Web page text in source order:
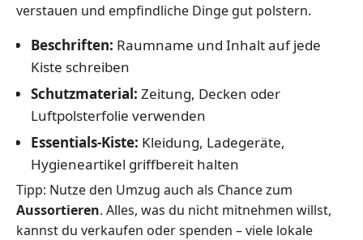
verstauen und empfindliche Dinge gut polstern.
Beschriften: Raumname und Inhalt auf jede
Kiste schreiben
Schutzmaterial: Zeitung, Decken oder
Luftpolsterfolie verwenden
Essentials-Kiste: Kleidung, Ladegeräte,
Hygieneartikel griffbereit halten
Tipp: Nutze den Umzug auch als Chance zum
Aussortieren. Alles, was du nicht mitnehmen willst,
kannst du verkaufen oder spenden – viele lokale